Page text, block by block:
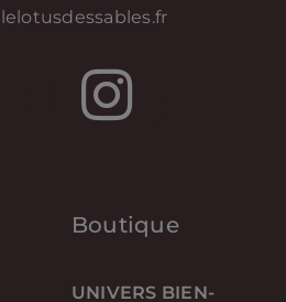
Boutique
UNIVERS BIEN-